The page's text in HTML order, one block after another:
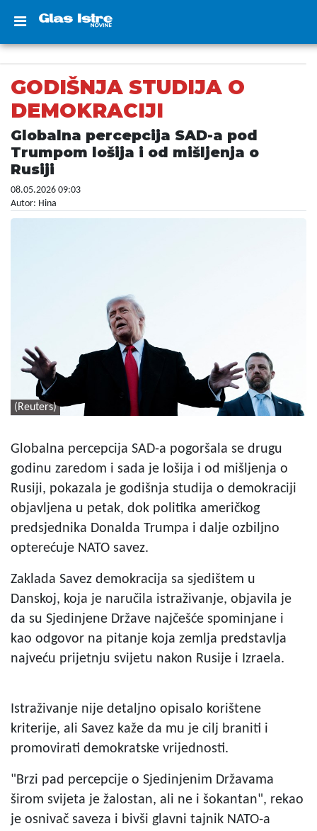
GODIŠNJA STUDIJA O
DEMOKRACIJI
Globalna percepcija SAD-a pod
Trumpom lošija i od mišljenja o
Rusiji
08.05.2026 09:03
Autor: Hina
(Reuters)
Globalna percepcija SAD-a pogoršala se drugu
godinu zaredom i sada je lošija i od mišljenja o
Rusiji, pokazala je godišnja studija o demokraciji
objavljena u petak, dok politika američkog
predsjednika Donalda Trumpa i dalje ozbiljno
opterećuje NATO savez.
Zaklada Savez demokracija sa sjedištem u
Danskoj, koja je naručila istraživanje, objavila je
da su Sjedinjene Države najčešće spominjane i
kao odgovor na pitanje koja zemlja predstavlja
najveću prijetnju svijetu nakon Rusije i Izraela.
Istraživanje nije detaljno opisalo korištene
kriterije, ali Savez kaže da mu je cilj braniti i
promovirati demokratske vrijednosti.
"Brzi pad percepcije o Sjedinjenim Državama
širom svijeta je žalostan, ali ne i šokantan", rekao
je osnivač saveza i bivši glavni tajnik NATO-a